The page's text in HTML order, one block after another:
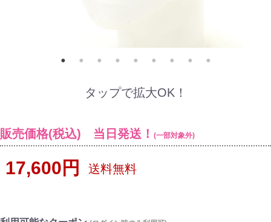
タップで拡大OK！
販売価格(税込) 当日発送！ (一部対象外)
17,600円 送料無料